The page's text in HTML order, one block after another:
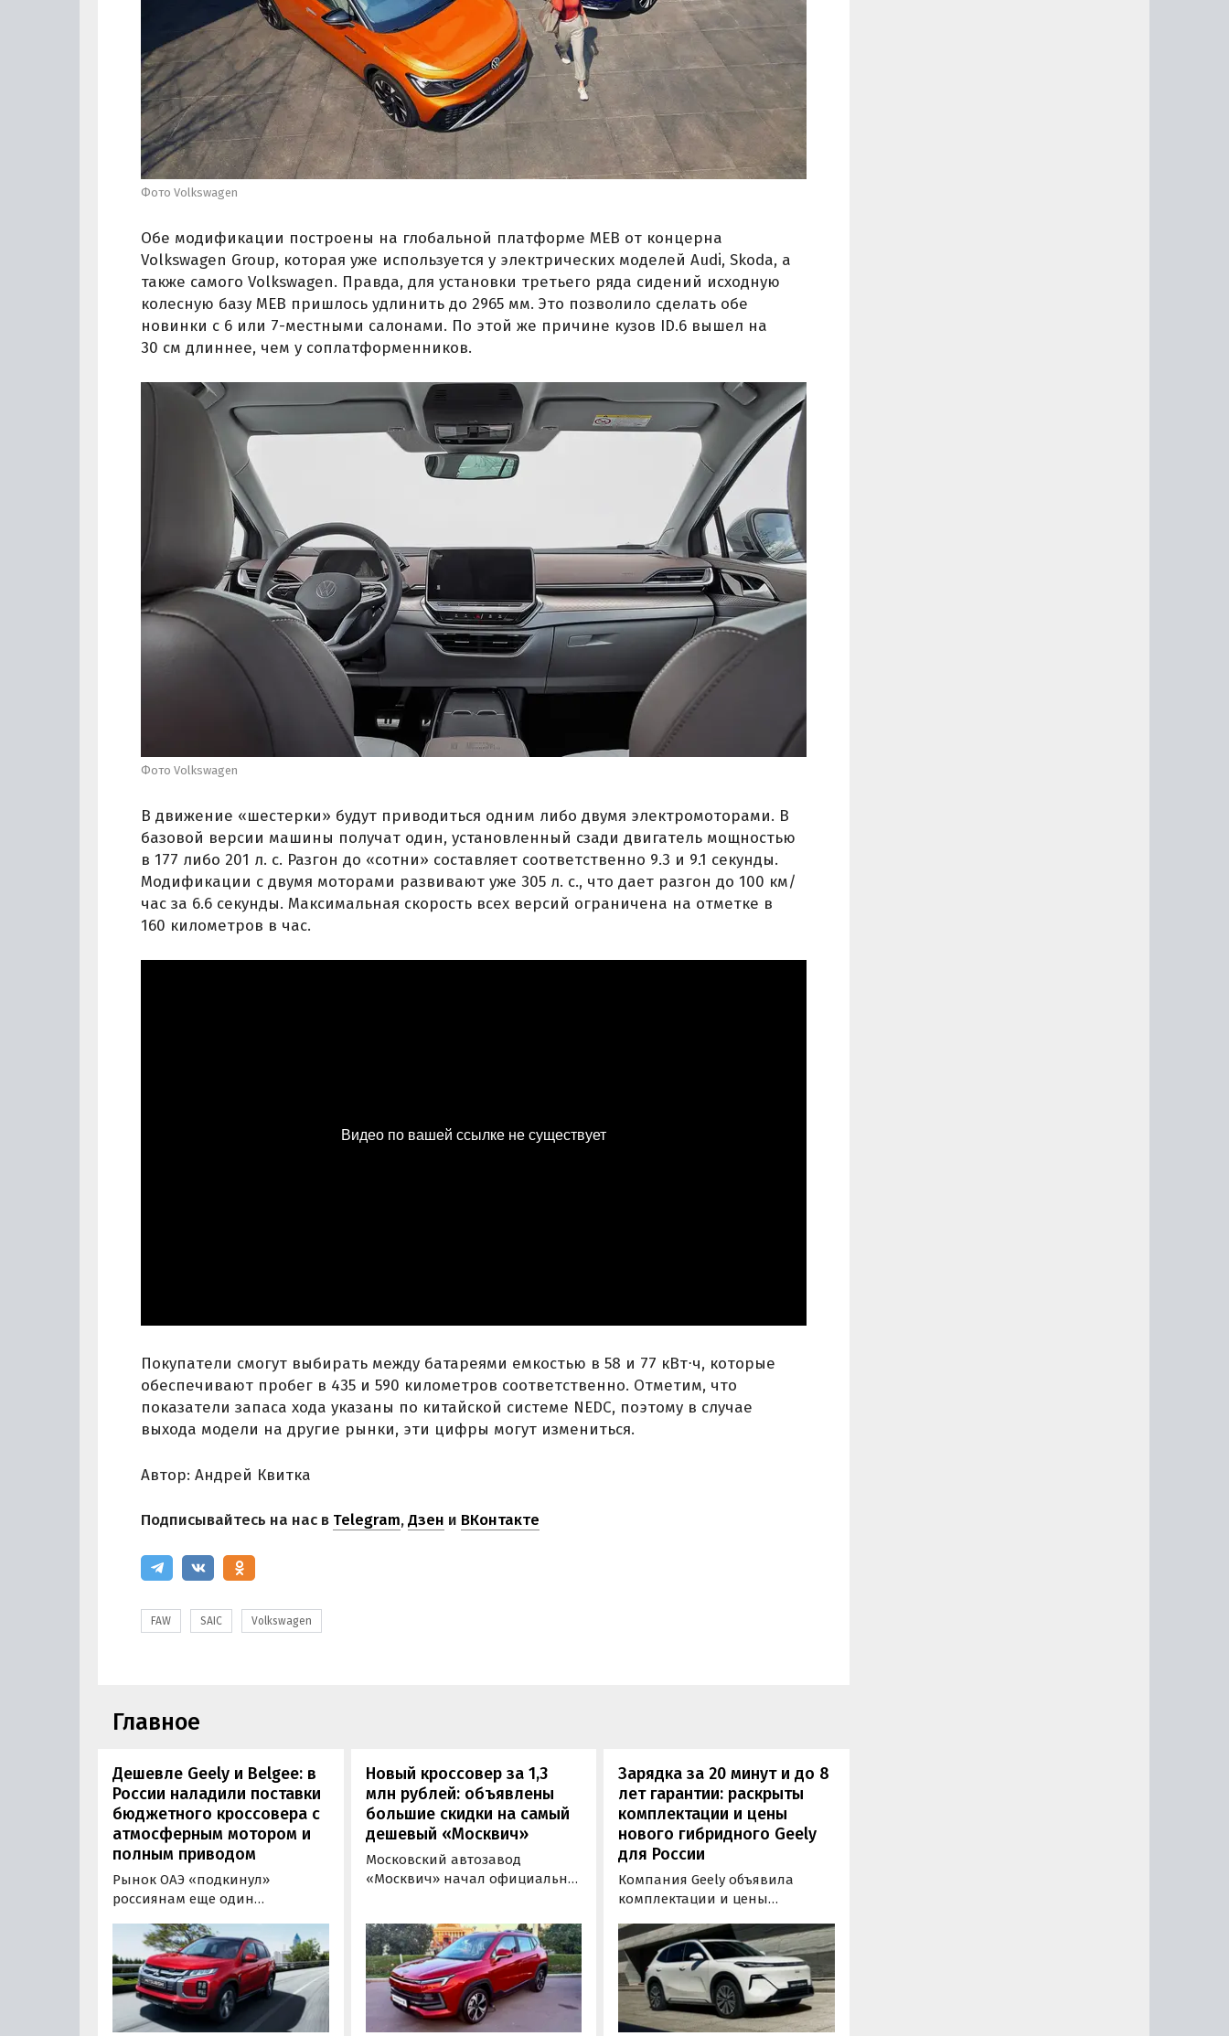
Фото Volkswagen
Обе модификации построены на глобальной платформе MEB от концерна
Volkswagen Group, которая уже используется у электрических моделей Audi, Skoda, а
также самого Volkswagen. Правда, для установки третьего ряда сидений исходную
колесную базу MEB пришлось удлинить до 2965 мм. Это позволило сделать обе
новинки с 6 или 7-местными салонами. По этой же причине кузов ID.6 вышел на
30 см длиннее, чем у соплатформенников.
Фото Volkswagen
В движение «шестерки» будут приводиться одним либо двумя электромоторами. В
базовой версии машины получат один, установленный сзади двигатель мощностью
в 177 либо 201 л. с. Разгон до «сотни» составляет соответственно 9.3 и 9.1 секунды.
Модификации с двумя моторами развивают уже 305 л. с., что дает разгон до 100 км/
час за 6.6 секунды. Максимальная скорость всех версий ограничена на отметке в
160 километров в час.
Покупатели смогут выбирать между батареями емкостью в 58 и 77 кВт⋅ч, которые
обеспечивают пробег в 435 и 590 километров соответственно. Отметим, что
показатели запаса хода указаны по китайской системе NEDC, поэтому в случае
выхода модели на другие рынки, эти цифры могут измениться.
Автор: Андрей Квитка
Подписывайтесь на нас в Telegram,Дзен и ВКонтакте
FAW SAIC Volkswagen
Главное
Дешевле Geely и Belgee: в
России наладили поставки
бюджетного кроссовера с
атмосферным мотором и
полным приводом
Рынок ОАЭ «подкинул»
россиянам еще один
продавался в России
официально. Речь о Mitsubishi
ASX: у дилеров в Эмиратах он
стоит примерно от 1 600 000
рублей по текущему курсу, а у
Новый кроссовер за 1,3
млн рублей: объявлены
большие скидки на самый
дешевый «Москвич»
Московский автозавод
«Москвич» начал официально
прямой выгодой в размере 360
тыс. рублей. Получить такую
скидку можно при покупке
нового автомобиля 2025 или
2026 года выпуска в период с 4
по 31 августа, сообщили в
Зарядка за 20 минут и до 8
лет гарантии: раскрыты
комплектации и цены
нового гибридного Geely
для России
Компания Geely объявила
комплектации и цены
новой версии EM-R с силовой
установкой последовательного
типа. Автомобиль оснащен
инновационной системой под
названием Electric Motor